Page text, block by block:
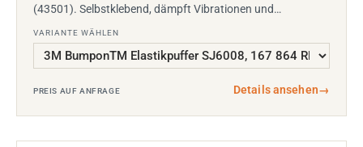
(43501). Selbstklebend, dämpft Vibrationen und…
VARIANTE WÄHLEN
PREIS AUF ANFRAGE Details ansehen→